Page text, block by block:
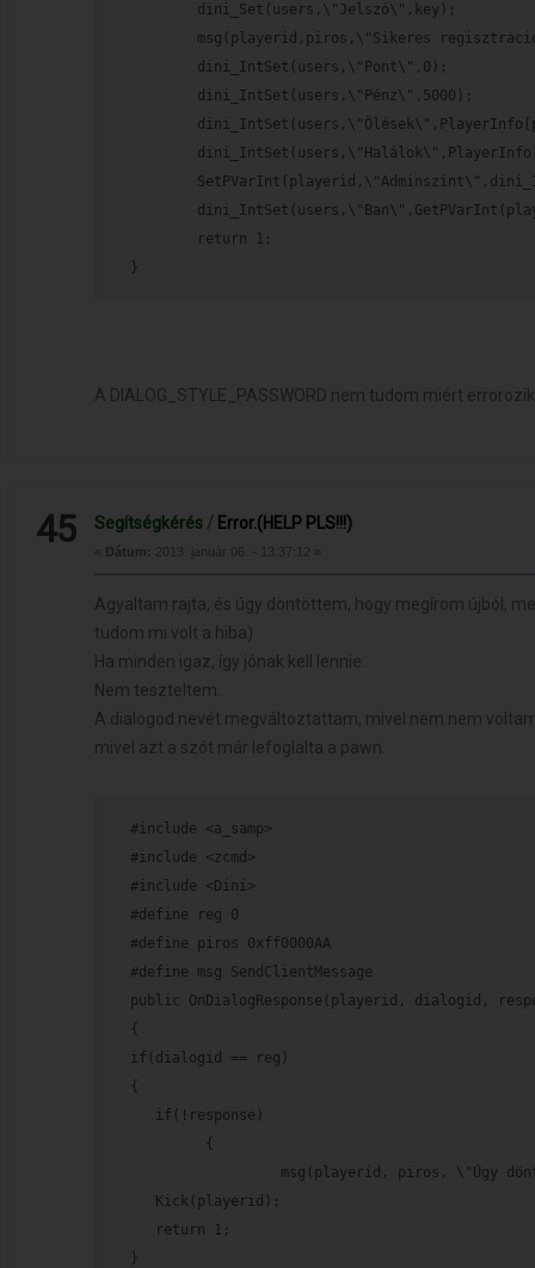
dini_Set(users,\"Jelszó\",key);
msg(playerid,piros,\"Sikeres
dini_IntSet(users,\"Pont\",0);
dini_IntSet(users,\"Pénz\",5000);
return 1;
}
A DIALOG_STYLE_PASSWORD nem tudom miért
45 Segítségkérés / Error.(HELP PLS!!!)
« Dátum: 2013. január 06. - 13:37:12 »
Agyaltam rajta, és úgy döntöttem, hogy megírom újból,
tudom mi volt a hiba)
Ha minden igaz, így jónak kell lennie.
Nem teszteltem.
A dialogod nevét megváltoztattam, mivel nem nem
mivel azt a szót már lefoglalta a pawn.
#include <a_samp>
#include <zcmd>
#include <Dini>
#define reg 0
#define piros 0xff0000AA
#define msg SendClientMessage
public OnDialogResponse(playerid, dialogid,
{
if(dialogid == reg)
{
if(!response)
{
msg(playerid, piros, \"Úgy döntöttél
Kick(playerid);
return 1;
}